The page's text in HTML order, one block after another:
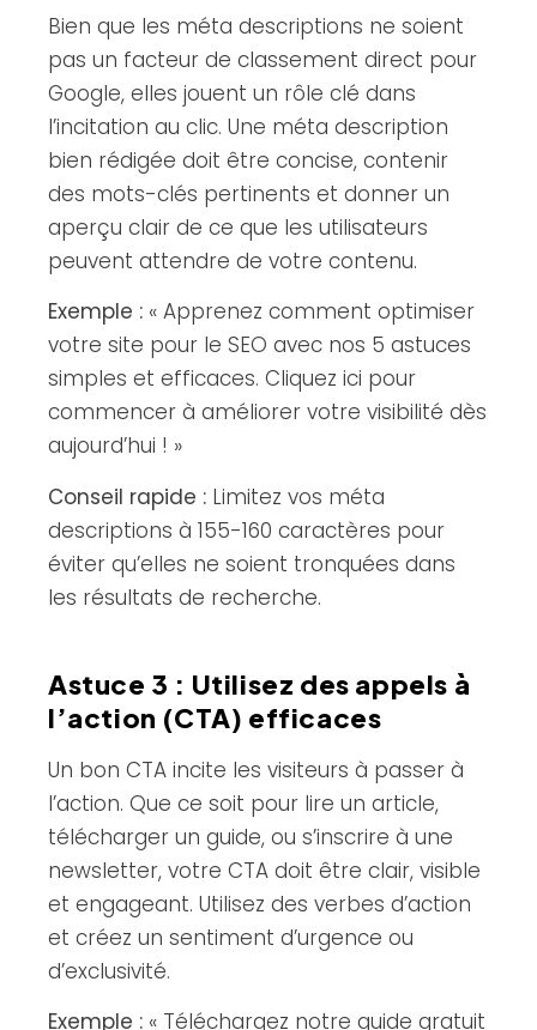
Bien que les méta descriptions ne soient
pas un facteur de classement direct pour
Google, elles jouent un rôle clé dans
l’incitation au clic. Une méta description
bien rédigée doit être concise, contenir
des mots-clés pertinents et donner un
aperçu clair de ce que les utilisateurs
peuvent attendre de votre contenu.
Exemple : « Apprenez comment optimiser
votre site pour le SEO avec nos 5 astuces
simples et efficaces. Cliquez ici pour
commencer à améliorer votre visibilité dès
aujourd’hui ! »
Conseil rapide : Limitez vos méta
descriptions à 155-160 caractères pour
éviter qu’elles ne soient tronquées dans
les résultats de recherche.
Astuce 3 : Utilisez des appels à
l’action (CTA) efficaces
Un bon CTA incite les visiteurs à passer à
l’action. Que ce soit pour lire un article,
télécharger un guide, ou s’inscrire à une
newsletter, votre CTA doit être clair, visible
et engageant. Utilisez des verbes d’action
et créez un sentiment d’urgence ou
d’exclusivité.
Exemple : « Téléchargez notre guide gratuit